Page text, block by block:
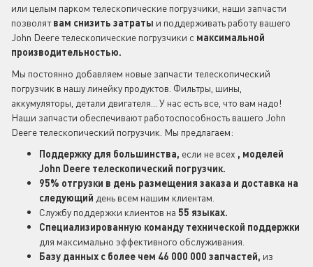
или целым парком телескопические погрузчики, наши запчасти
позволятвам снизить затраты и поддерживать работу вашего
John Deere телескопические погрузчики с максимальной
производительностью.
Мы постоянно добавляем новые запчасти телескопический
погрузчик в нашу линейку продуктов. Фильтры, шины,
аккумуляторы, детали двигателя... У нас есть все, что вам надо!
Наши запчасти обеспечивают работоспособность вашего John
Deere телескопический погрузчик. Мы предлагаем:
Поддержку для большинства, если не всех , моделей
John Deere телескопический погрузчик.
95% отгрузки в день размещения заказа и доставка на
следующий день всем нашим клиентам.
Службу поддержки клиентов на 55 языках.
Специализированную команду технической поддержки
для максимально эффективного обслуживания.
Базу данных с более чем 46 000 000 запчастей, из